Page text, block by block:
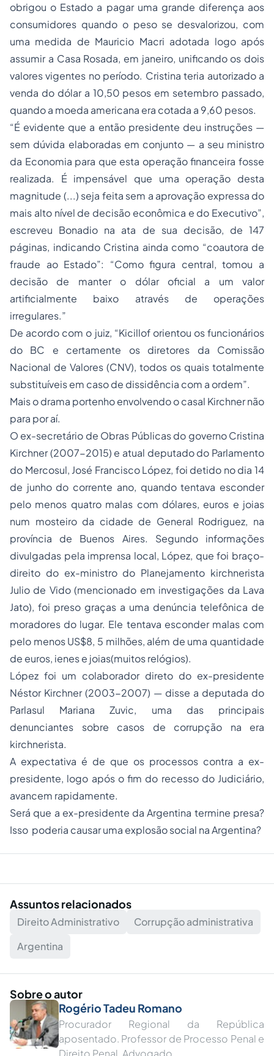
obrigou o Estado a pagar uma grande diferença aos
consumidores quando o peso se desvalorizou, com
uma medida de Mauricio Macri adotada logo após
assumir a Casa Rosada, em janeiro, unificando os dois
valores vigentes no período. Cristina teria autorizado a
venda do dólar a 10,50 pesos em setembro passado,
quando a moeda americana era cotada a 9,60 pesos.
“É evidente que a então presidente deu instruções —
sem dúvida elaboradas em conjunto — a seu ministro
da Economia para que esta operação financeira fosse
realizada. É impensável que uma operação desta
magnitude (...) seja feita sem a aprovação expressa do
mais alto nível de decisão econômica e do Executivo”,
escreveu Bonadio na ata de sua decisão, de 147
páginas, indicando Cristina ainda como “coautora de
fraude ao Estado”: “Como figura central, tomou a
decisão de manter o dólar oficial a um valor
artificialmente baixo através de operações
irregulares.”
De acordo com o juiz, “Kicillof orientou os funcionários
do BC e certamente os diretores da Comissão
Nacional de Valores (CNV), todos os quais totalmente
substituíveis em caso de dissidência com a ordem”.
Mais o drama portenho envolvendo o casal Kirchner não
para por aí.
O ex-secretário de Obras Públicas do governo Cristina
Kirchner (2007-2015) e atual deputado do Parlamento
do Mercosul, José Francisco López, foi detido no dia 14
de junho do corrente ano, quando tentava esconder
pelo menos quatro malas com dólares, euros e joias
num mosteiro da cidade de General Rodriguez, na
província de Buenos Aires. Segundo informações
divulgadas pela imprensa local, López, que foi braço-
direito do ex-ministro do Planejamento kirchnerista
Julio de Vido (mencionado em investigações da Lava
Jato), foi preso graças a uma denúncia telefônica de
moradores do lugar. Ele tentava esconder malas com
pelo menos US$8, 5 milhões, além de uma quantidade
de euros, ienes e joias(muitos relógios).
López foi um colaborador direto do ex-presidente
Néstor Kirchner (2003-2007) — disse a deputada do
Parlasul Mariana Zuvic, uma das principais
denunciantes sobre casos de corrupção na era
kirchnerista.
A expectativa é de que os processos contra a ex-
presidente, logo após o fim do recesso do Judiciário,
avancem rapidamente.
Será que a ex-presidente da Argentina termine presa?
Isso poderia causar uma explosão social na Argentina?
Assuntos relacionados
Direito Administrativo
Corrupção administrativa
Argentina
Sobre o autor
Rogério Tadeu Romano
Procurador Regional da República
aposentado. Professor de Processo Penal e
Direito Penal. Advogado.